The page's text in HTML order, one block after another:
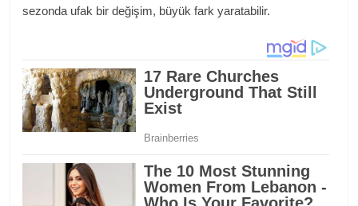
sezonda ufak bir değişim, büyük fark yaratabilir.